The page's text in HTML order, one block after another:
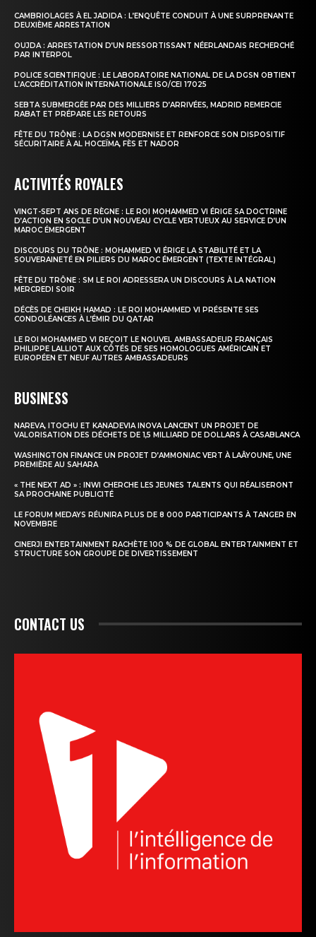
l'intelligence de
S'ABONNER MAINTENANT
Insight Publications
À propos
Formules d’abonnement
Mon compte
CAMBRIOLAGES À EL JADIDA : L’ENQUÊTE CONDUIT À UNE SURPRENANTE
DEUXIÈME ARRESTATION
OUJDA : ARRESTATION D’UN RESSORTISSANT NÉERLANDAIS RECHERCHÉ
PAR INTERPOL
POLICE SCIENTIFIQUE : LE LABORATOIRE NATIONAL DE LA DGSN OBTIENT
L’ACCRÉDITATION INTERNATIONALE ISO/CEI 17025
SEBTA SUBMERGÉE PAR DES MILLIERS D’ARRIVÉES, MADRID REMERCIE
RABAT ET PRÉPARE LES RETOURS
FÊTE DU TRÔNE : LA DGSN MODERNISE ET RENFORCE SON DISPOSITIF
SÉCURITAIRE À AL HOCEÏMA, FÈS ET NADOR
ACTIVITÉS ROYALES
VINGT-SEPT ANS DE RÈGNE : LE ROI MOHAMMED VI ÉRIGE SA DOCTRINE
D’ACTION EN SOCLE D’UN NOUVEAU CYCLE VERTUEUX AU SERVICE D’UN
MAROC ÉMERGENT
DISCOURS DU TRÔNE : MOHAMMED VI ÉRIGE LA STABILITÉ ET LA
SOUVERAINETÉ EN PILIERS DU MAROC ÉMERGENT (TEXTE INTÉGRAL)
FÊTE DU TRÔNE : SM LE ROI ADRESSERA UN DISCOURS À LA NATION
MERCREDI SOIR
DÉCÈS DE CHEIKH HAMAD : LE ROI MOHAMMED VI PRÉSENTE SES
CONDOLÉANCES À L’ÉMIR DU QATAR
LE ROI MOHAMMED VI REÇOIT LE NOUVEL AMBASSADEUR FRANÇAIS
PHILIPPE LALLIOT AUX CÔTÉS DE SES HOMOLOGUES AMÉRICAIN ET
EUROPÉEN ET NEUF AUTRES AMBASSADEURS
BUSINESS
NAREVA, ITOCHU ET KANADEVIA INOVA LANCENT UN PROJET DE
VALORISATION DES DÉCHETS DE 1,5 MILLIARD DE DOLLARS À CASABLANCA
WASHINGTON FINANCE UN PROJET D’AMMONIAC VERT À LAÂYOUNE, UNE
PREMIÈRE AU SAHARA
« THE NEXT AD » : INWI CHERCHE LES JEUNES TALENTS QUI RÉALISERONT
SA PROCHAINE PUBLICITÉ
LE FORUM MEDAYS RÉUNIRA PLUS DE 8 000 PARTICIPANTS À TANGER EN
NOVEMBRE
CINERJI ENTERTAINMENT RACHÈTE 100 % DE GLOBAL ENTERTAINMENT ET
STRUCTURE SON GROUPE DE DIVERTISSEMENT
CONTACT US